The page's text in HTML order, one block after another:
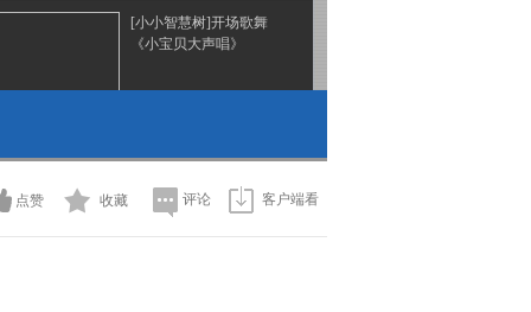
[小小智慧树]开场歌舞
《小宝贝大声唱》
2015-12-03 15:09:10
点赞 收藏 评论 客户端看